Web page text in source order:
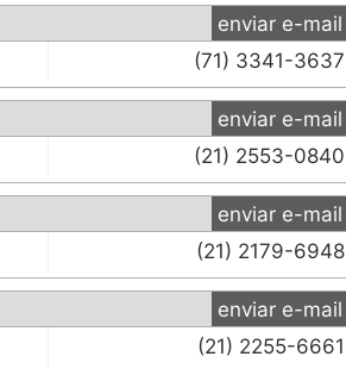
enviar e-mail
(71) 3341-3637
enviar e-mail
(21) 2553-0840
enviar e-mail
(21) 2179-6948
enviar e-mail
(21) 2255-6661